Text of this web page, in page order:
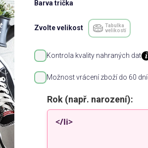
Barva trička
Zvolte velikost
Tabulka
velikostí
Kontrola kvality nahraných dat
Možnost vrácení zboží do 60 dní
Rok (např. narození):